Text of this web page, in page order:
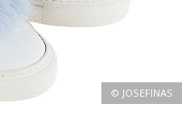
© JOSEFINAS